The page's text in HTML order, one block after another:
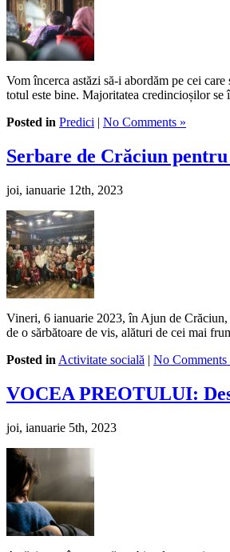
Vom încerca astăzi să-i abordăm pe cei
totul este bine. Majoritatea credincioșilor
Posted in Predici | No Comments »
Serbare de Crăciun
joi, ianuarie 12th, 2023
Vineri, 6 ianuarie 2023, în Ajun de Crăciun,
de o sărbătoare de vis, alături de cei mai
Posted in Activitate socială | No Comments
VOCEA PREOTULUI:
joi, ianuarie 5th, 2023